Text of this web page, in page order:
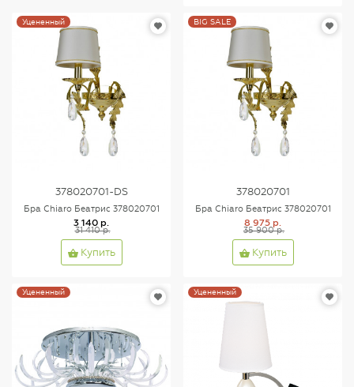
Уцененный
378020701-DS
Бра Chiaro Беатрис 378020701
3 140 р.
31 410 р.
Купить
BIG SALE
378020701
Бра Chiaro Беатрис 378020701
8 975 р.
35 900 р.
Купить
Уцененный Уцененный